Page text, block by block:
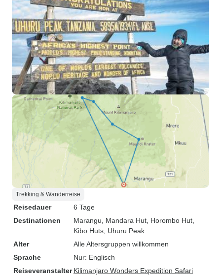
Trekking & Wanderreise
Reisedauer
6 Tage
Destinationen
Marangu , Mandara Hut , Horombo Hut
Kibo Huts , Uhuru Peak
Alter
Alle Altersgruppen willkommen
Sprache
Nur: Englisch
Reiseveranstalter Kilimanjaro Wonders Expedition Safari